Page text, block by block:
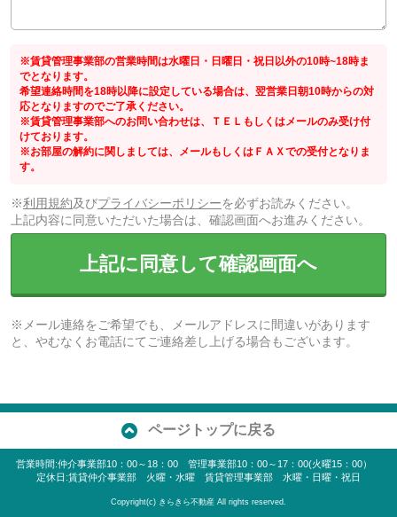
※賃貸管理事業部の営業時間は水曜日・日曜日・祝日以外の10時~18時ま
でとなります。
希望連絡時間を18時以降に設定している場合は、翌営業日朝10時からの対
応となりますのでご了承ください。
※賃貸管理事業部へのお問い合わせは、ＴＥＬもしくはメールのみ受け付
けております。
※お部屋の解約に関しましては、メールもしくはＦＡＸでの受付となりま
す。
※利用規約及びプライバシーポリシーを必ずお読みください。
上記内容に同意いただいた場合は、確認画面へお進みください。
上記に同意して確認画面へ
※メール連絡をご希望でも、メールアドレスに間違いがあります
と、やむなくお電話にてご連絡差し上げる場合もございます。
ページトップに戻る
営業時間:仲介事業部10：00～18：00 管理事業部10：00～17：00(火曜15：00）
定休日:賃貸仲介事業部 火曜・水曜 賃貸管理事業部 水曜・日曜・祝日
Copyright(c) きらきら不動産 All rights reserved.